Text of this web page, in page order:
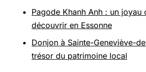
Pagode Khanh Anh : un joyau
découvrir en Essonne
Donjon à Sainte-Geneviève-
trésor du patrimoine local